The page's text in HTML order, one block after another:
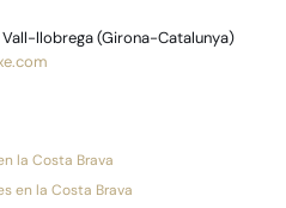
Vall-llobrega (Girona-Catalunya)
la Costa Brava
en la Costa Brava